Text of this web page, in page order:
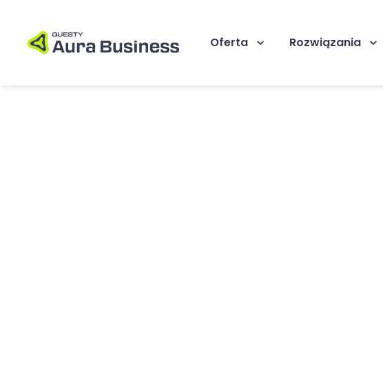
Oferta Rozwiązania